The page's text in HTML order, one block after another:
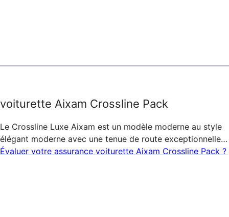
voiturette Aixam Crossline Pack
Le Crossline Luxe Aixam est un modèle moderne au style
élégant moderne avec une tenue de route exceptionnelle…
Évaluer votre assurance voiturette Aixam Crossline Pack ?